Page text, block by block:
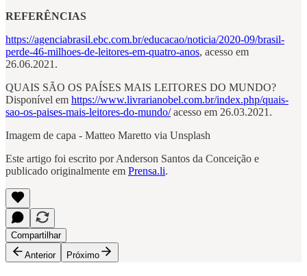
REFERÊNCIAS
https://agenciabrasil.ebc.com.br/educacao/noticia/2020-09/brasil-
perde-46-milhoes-de-leitores-em-quatro-anos, acesso em
26.06.2021.
QUAIS SÃO OS PAÍSES MAIS LEITORES DO MUNDO?
Disponível em https://www.livrarianobel.com.br/index.php/quais-
sao-os-paises-mais-leitores-do-mundo/acesso em 26.03.2021.
Imagem de capa - Matteo Maretto via Unsplash
Este artigo foi escrito por Anderson Santos da Conceição e
publicado originalmente em Prensa.li.
Compartilhar
Anterior
Próximo